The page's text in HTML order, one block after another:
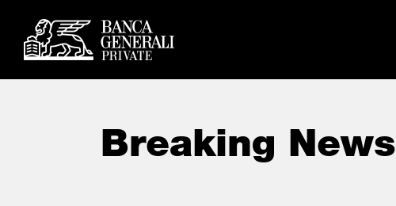
Breaking News